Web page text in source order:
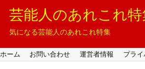
芸能人のあれこれ特
気になる芸能人のあれこれ特集
ホーム お問い合わせ 運営者情報 プラ